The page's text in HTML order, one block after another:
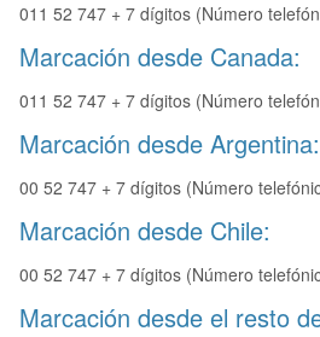
011 52 747 + 7 dígitos (Número
Marcación desde Canada:
011 52 747 + 7 dígitos (Número
Marcación desde Argentina:
00 52 747 + 7 dígitos (Número
Marcación desde Chile:
00 52 747 + 7 dígitos (Número
Marcación desde el resto